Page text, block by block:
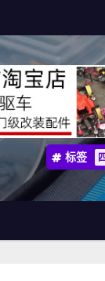
标签